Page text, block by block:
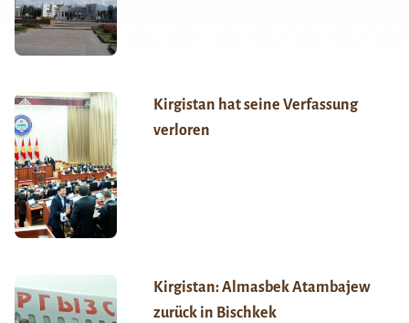
Kirgistan hat seine Verfassung
verloren
Kirgistan: Almasbek Atambajew
zurück in Bischkek